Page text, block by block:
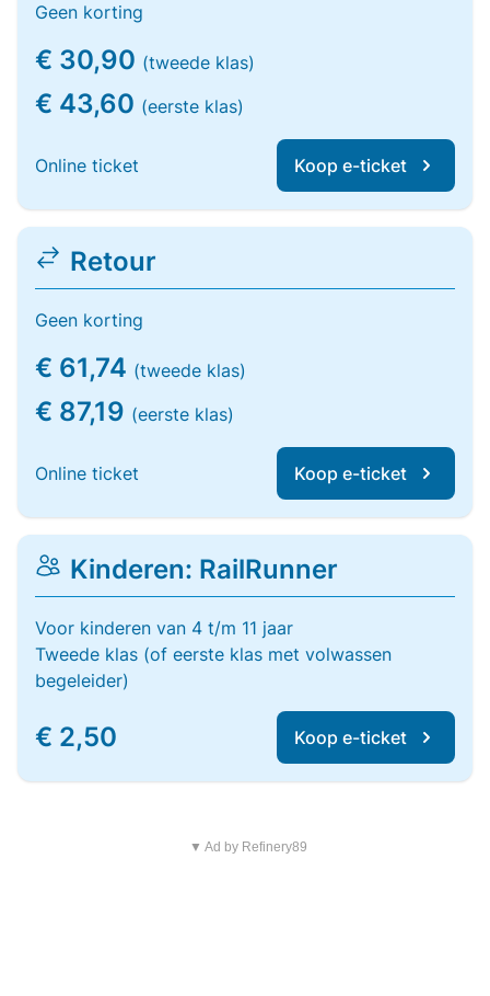
Geen korting
€ 30,90 (tweede klas)
€ 43,60 (eerste klas)
Online ticket Koop e-ticket
Retour
Geen korting
€ 61,74 (tweede klas)
€ 87,19 (eerste klas)
Online ticket Koop e-ticket
Kinderen: RailRunner
Voor kinderen van 4 t/m 11 jaar
Tweede klas (of eerste klas met volwassen
begeleider)
€ 2,50 Koop e-ticket
▼ Ad by Refinery89